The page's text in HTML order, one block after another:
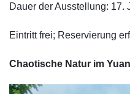
Dauer der Ausstellung: 17.
Eintritt frei; Reservierung
Chaotische Natur im